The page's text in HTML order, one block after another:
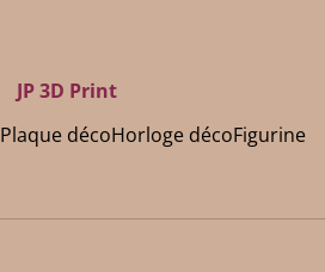
JP 3D Print
Plaque décoHorloge décoFigurine